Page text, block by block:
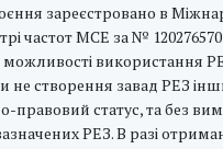
зареєстровано в
частот МСЕ за № 120276570
використання
не створення завад РЕЗ
правовий статус, та без
РЕЗ. В разі